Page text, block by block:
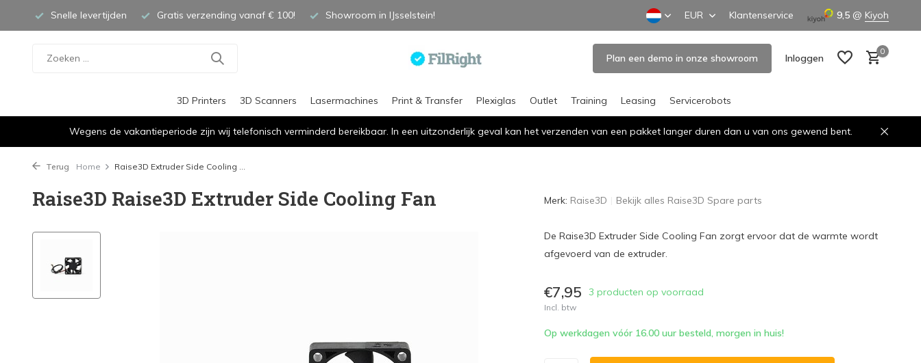
Snelle levertijden Gratis verzending vanaf € 100! Showroom in IJsselstein! EUR Klantenservice 9,5 @ Kiyoh
Plan een demo in onze showroom Inloggen
0
3D Printers 3D Scanners Lasermachines Print & Transfer Plexiglas Outlet Training Leasing Servicerobots
Wegens de vakantieperiode zijn wij telefonisch verminderd bereikbaar. In een uitzonderlijk geval kan het verzenden van een pakket langer duren dan u van ons gewend bent.
Terug Home Raise3D Extruder Side Cooling ...
Raise3D Raise3D Extruder Side Cooling Fan Merk: Raise3D Bekijk alles Raise3D Spare parts
De Raise3D Extruder Side Cooling Fan zorgt ervoor dat de warmte wordt
afgevoerd van de extruder.
€7,95 3 producten op voorraad
Incl. btw
Op werkdagen vóór 16.00 uur besteld, morgen in huis!